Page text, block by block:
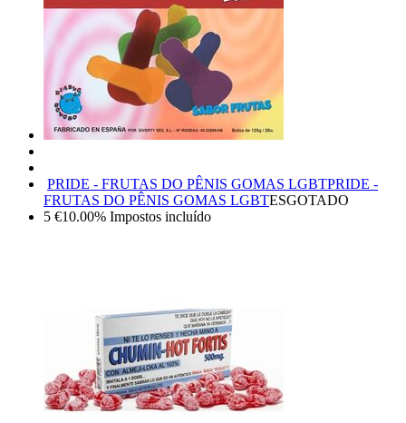
PRIDE - FRUTAS DO PÊNIS GOMAS LGBTPRIDE -
FRUTAS DO PÊNIS GOMAS LGBTESGOTADO
5 €10.00% Impostos incluído